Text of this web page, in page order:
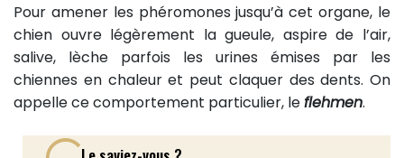
Pour amener les phéromones jusqu’à cet organe, le
chien ouvre légèrement la gueule, aspire de l’air,
salive, lèche parfois les urines émises par les
chiennes en chaleur et peut claquer des dents. On
appelle ce comportement particulier, leflehmen.